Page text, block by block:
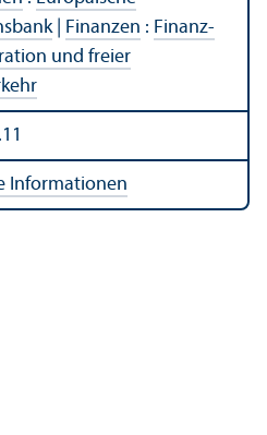
| Finanzen : Finanz­
und freier
Informationen